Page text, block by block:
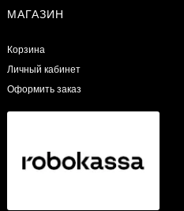
МАГАЗИН
Корзина
Личный кабинет
Оформить заказ